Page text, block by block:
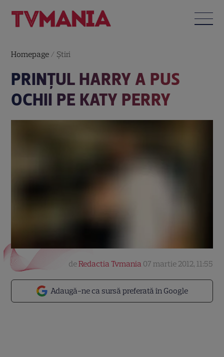
Homepage / Știri
PRINŢUL HARRY A PUS
OCHII PE KATY PERRY
Adaugă-ne ca sursă preferată în Google
deRedactia Tvmania 07 martie 2012, 11:55